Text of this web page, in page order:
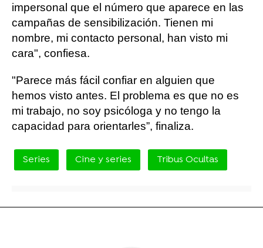
impersonal que el número que aparece en las
campañas de sensibilización. Tienen mi
nombre, mi contacto personal, han visto mi
cara", confiesa.
"Parece más fácil confiar en alguien que
hemos visto antes. El problema es que no es
mi trabajo, no soy psicóloga y no tengo la
capacidad para orientarles”, finaliza.
Series Cine y series Tribus Ocultas